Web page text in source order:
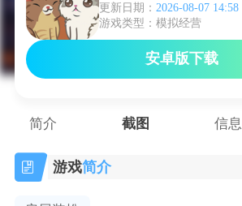
更新日期： 2026-08-07 14:58
游戏类型：模拟经营
安卓版下载
简介 截图 信息
游戏简介